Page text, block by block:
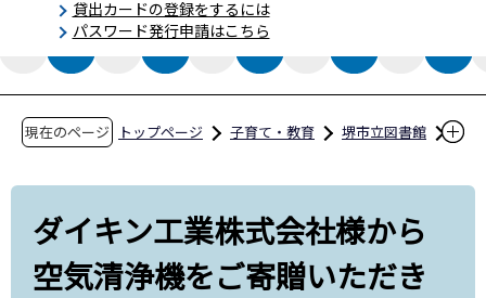
で
貸出カードの登録をするには
パスワード発行申請はこちら
現在のページ トップページ 子育て・教育
堺市立図書館
贈いただきました。
ダイキン工業株式会社様から
空気清浄機をご寄贈いただき